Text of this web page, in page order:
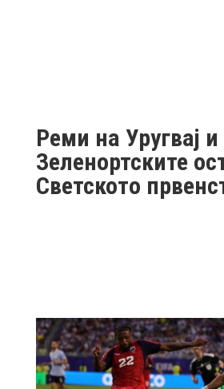
Реми на Уругвај и
Зеленортските
Светското